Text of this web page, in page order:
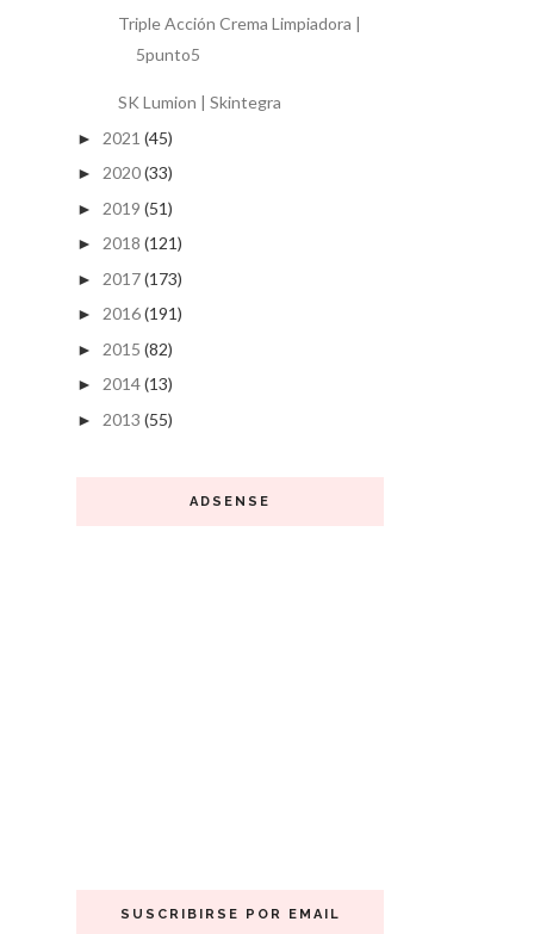
Triple Acción Crema Limpiadora |
5punto5
SK Lumion | Skintegra
► 2021 (45)
► 2020(33)
► 2019 (51)
► 2018 (121)
► 2017(173)
► 2016(191)
► 2015 (82)
► 2014(13)
► 2013 (55)
ADSENSE
SUSCRIBIRSE POR EMAIL